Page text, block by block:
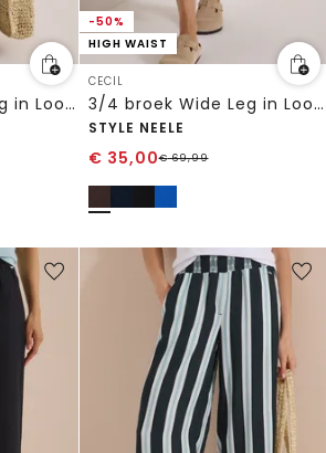
3/4 broek Wide Leg in Loose Fit
-50%
HIGH WAIST
CECIL
3/4 broek Wide Leg in Loose Fit
STYLE NEELE
€ 35,00€69,99